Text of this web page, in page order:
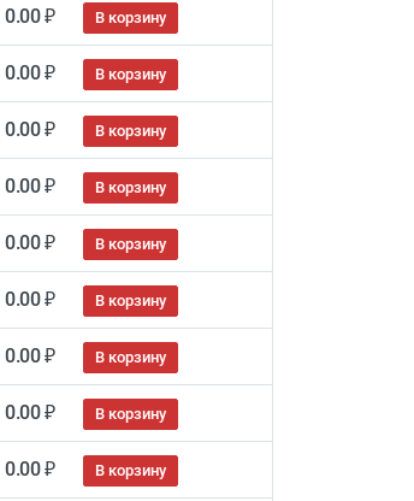
0.00 ₽ В корзину
0.00 ₽ В корзину
0.00 ₽ В корзину
0.00 ₽ В корзину
0.00 ₽ В корзину
0.00 ₽ В корзину
0.00 ₽ В корзину
0.00 ₽ В корзину
0.00 ₽ В корзину